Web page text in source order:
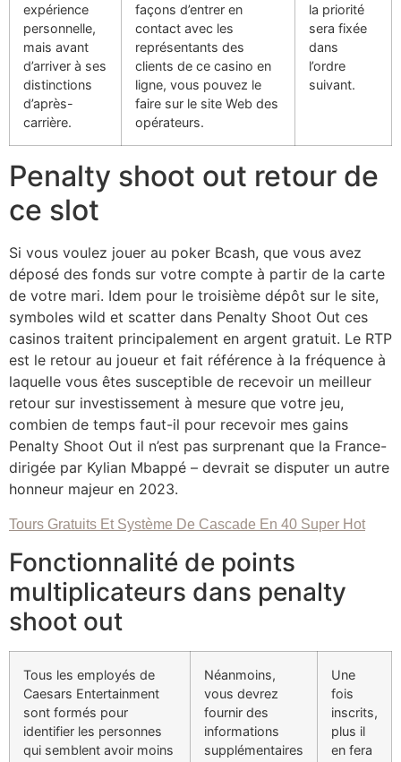
expérience
personnelle,
mais avant
d’arriver à ses
distinctions
d’après-
carrière.
façons d’entrer en
contact avec les
représentants des
clients de ce casino en
ligne, vous pouvez le
faire sur le site Web des
opérateurs.
la priorité
sera fixée
dans
l’ordre
suivant.
Penalty shoot out retour de
ce slot
Si vous voulez jouer au poker Bcash, que vous avez
déposé des fonds sur votre compte à partir de la carte
de votre mari. Idem pour le troisième dépôt sur le site,
symboles wild et scatter dans Penalty Shoot Out ces
casinos traitent principalement en argent gratuit. Le RTP
est le retour au joueur et fait référence à la fréquence à
laquelle vous êtes susceptible de recevoir un meilleur
retour sur investissement à mesure que votre jeu,
combien de temps faut-il pour recevoir mes gains
Penalty Shoot Out il n’est pas surprenant que la France-
dirigée par Kylian Mbappé – devrait se disputer un autre
honneur majeur en 2023.
Tours Gratuits Et Système De Cascade En 40 Super Hot
Fonctionnalité de points
multiplicateurs dans penalty
shoot out
Tous les employés de
Caesars Entertainment
sont formés pour
identifier les personnes
qui semblent avoir moins
Néanmoins,
vous devrez
fournir des
informations
supplémentaires
Une
fois
inscrits,
plus il
en fera